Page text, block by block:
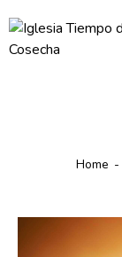
Home